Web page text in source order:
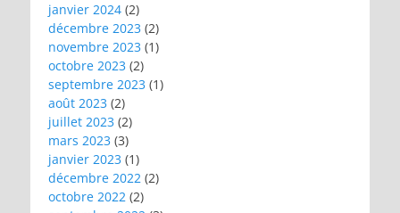
janvier 2024 (2)
décembre 2023 (2)
novembre 2023 (1)
octobre 2023 (2)
septembre 2023 (1)
août 2023 (2)
juillet 2023 (2)
mars 2023 (3)
janvier 2023 (1)
décembre 2022 (2)
octobre 2022 (2)